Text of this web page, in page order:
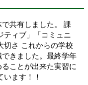
共有しました。 課
ティブ」「コミュニ
切さ これからの学校
きました。最終学年
ことが出来た実習に
ます！！